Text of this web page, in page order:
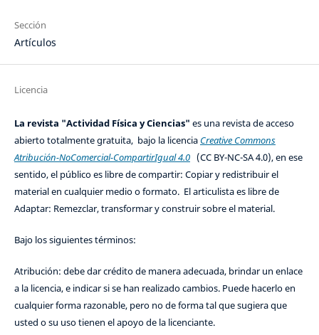
Sección
Artículos
Licencia
La revista "Actividad Física y Ciencias" es una revista de acceso
abierto totalmente gratuita, bajo la licencia Creative Commons
Atribución-NoComercial-CompartirIgual 4.0(CC BY-NC-SA 4.0), en ese
sentido, el público es libre de compartir: Copiar y redistribuir el
material en cualquier medio o formato. El articulista es libre de
Adaptar: Remezclar, transformar y construir sobre el material.
Bajo los siguientes términos:
Atribución: debe dar crédito de manera adecuada, brindar un enlace
a la licencia, e indicar si se han realizado cambios. Puede hacerlo en
cualquier forma razonable, pero no de forma tal que sugiera que
usted o su uso tienen el apoyo de la licenciante.